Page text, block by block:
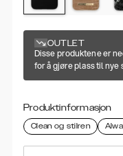
OUTLET
Disse produktene er
for å gjøre plass til
Produktinformasjon
Clean og stilren